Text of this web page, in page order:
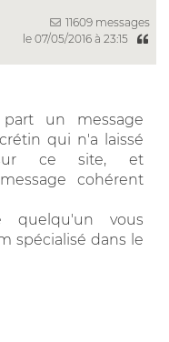
11609 messages
le 07/05/2016 à 23:15
un message
qui n'a laissé
ce site, et
cohérent
quelqu'un vous
spécialisé dans le